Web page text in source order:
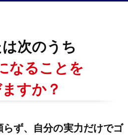
次のうち
なることを
すか？
ず、自分の実力だけでゴ